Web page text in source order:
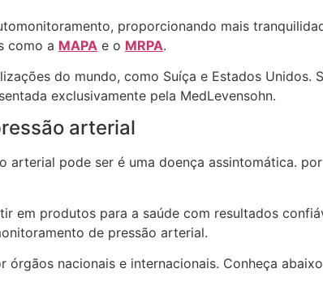
proporcionando mais
como a MAPA e o MRPA.
do mundo, como Suíça e Estados Unidos.
exclusivamente pela MedLevensohn.
arterial
arterial pode ser é uma doença assintomática.
em produtos para a saúde com resultados
de pressão arterial.
nacionais e internacionais. Conheça